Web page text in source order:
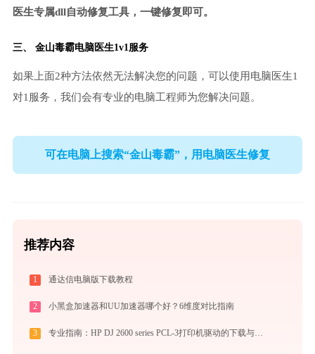
医生专属dll自动修复工具，一键修复即可。
三、 金山毒霸电脑医生1v1服务
如果上面2种方法依然无法解决您的问题，可以使用电脑医生1
对1服务，我们会有专业的电脑工程师为您解决问题。
可在电脑上搜索“金山毒霸”，用电脑医生修复
推荐内容
1 通达信电脑版下载教程
2 小黑盒加速器和UU加速器哪个好？6维度对比指南
3 专业指南：HP DJ 2600 series PCL-3打印机驱动的下载与安装步骤详解